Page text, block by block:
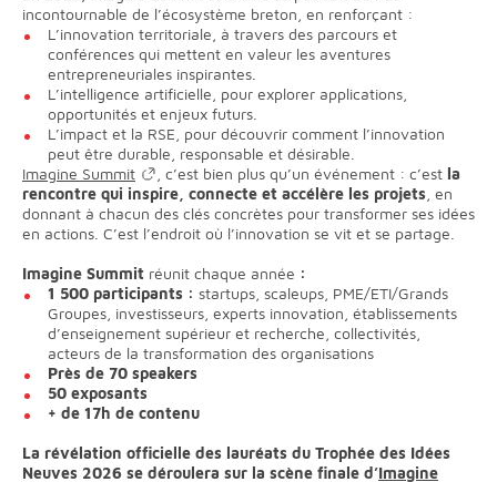
incontournable de l’écosystème breton, en renforçant :
L’innovation territoriale, à travers des parcours et
conférences qui mettent en valeur les aventures
entrepreneuriales inspirantes.
L’intelligence artificielle, pour explorer applications,
opportunités et enjeux futurs.
L’impact et la RSE, pour découvrir comment l’innovation
peut être durable, responsable et désirable.
Imagine Summit
, c’est bien plus qu’un événement : c’est la
rencontre qui inspire, connecte et accélère les projets , en
donnant à chacun des clés concrètes pour transformer ses idées
en actions. C’est l’endroit où l’innovation se vit et se partage.
Imagine Summit réunit chaque année :
1 500 participants : startups, scaleups, PME/ETI/Grands
Groupes, investisseurs, experts innovation, établissements
d’enseignement supérieur et recherche, collectivités,
acteurs de la transformation des organisations
Près de 70 speakers
50 exposants
+ de 17h de contenu
La révélation officielle des lauréats du Trophée des Idées
Neuves 2026 se déroulera sur la scène finale d’Imagine